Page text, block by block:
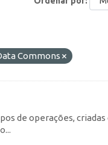
Commons
de operações, criadas